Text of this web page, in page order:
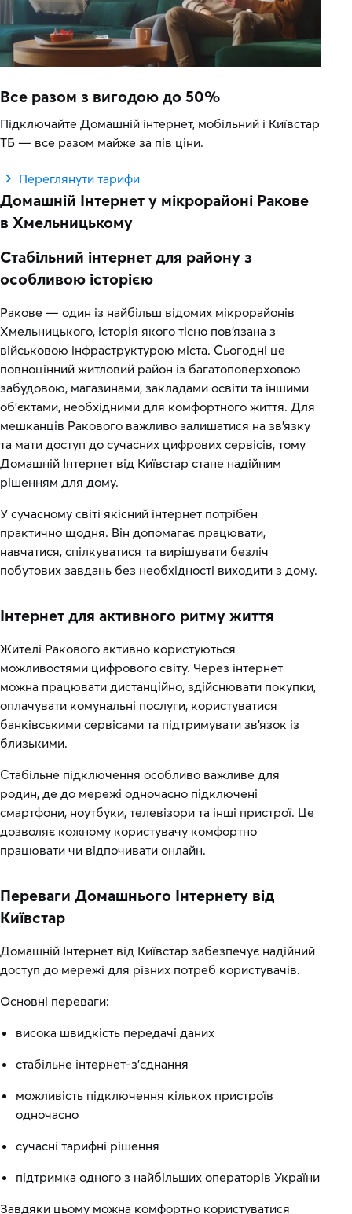
Все разом з вигодою до 50%
Підключайте Домашній інтернет, мобільний і Київстар
ТБ — все разом майже за пів ціни.
Переглянути тарифи
Домашній Інтернет у мікрорайоні Ракове
в Хмельницькому
Стабільний інтернет для району з
особливою історією
Ракове — один із найбільш відомих мікрорайонів
Хмельницького, історія якого тісно пов’язана з
військовою інфраструктурою міста. Сьогодні це
повноцінний житловий район із багатоповерховою
забудовою, магазинами, закладами освіти та іншими
об’єктами, необхідними для комфортного життя. Для
мешканців Ракового важливо залишатися на зв’язку
та мати доступ до сучасних цифрових сервісів, тому
Домашній Інтернет від Київстар стане надійним
рішенням для дому.
У сучасному світі якісний інтернет потрібен
практично щодня. Він допомагає працювати,
навчатися, спілкуватися та вирішувати безліч
побутових завдань без необхідності виходити з дому.
Інтернет для активного ритму життя
Жителі Ракового активно користуються
можливостями цифрового світу. Через інтернет
можна працювати дистанційно, здійснювати покупки,
оплачувати комунальні послуги, користуватися
банківськими сервісами та підтримувати зв’язок із
близькими.
Стабільне підключення особливо важливе для
родин, де до мережі одночасно підключені
смартфони, ноутбуки, телевізори та інші пристрої. Це
дозволяє кожному користувачу комфортно
працювати чи відпочивати онлайн.
Переваги Домашнього Інтернету від
Київстар
Домашній Інтернет від Київстар забезпечує надійний
доступ до мережі для різних потреб користувачів.
Основні переваги:
висока швидкість передачі даних
стабільне інтернет-з'єднання
можливість підключення кількох пристроїв
одночасно
сучасні тарифні рішення
підтримка одного з найбільших операторів України
Завдяки цьому можна комфортно користуватися